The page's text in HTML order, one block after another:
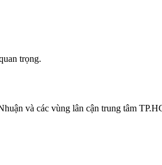
trọng.
và các vùng lân cận trung tâm